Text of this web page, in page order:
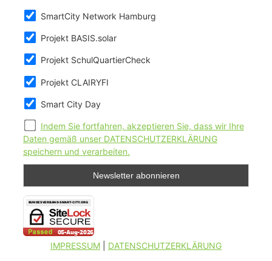
SmartCity Network Hamburg
Projekt BASIS.solar
Projekt SchulQuartierCheck
Projekt CLAIRYFI
Smart City Day
Indem Sie fortfahren, akzeptieren Sie, dass wir Ihre
Daten gemäß unser DATENSCHUTZERKLÄRUNG
speichern und verarbeiten.
IMPRESSUM DATENSCHUTZERKLÄRUNG